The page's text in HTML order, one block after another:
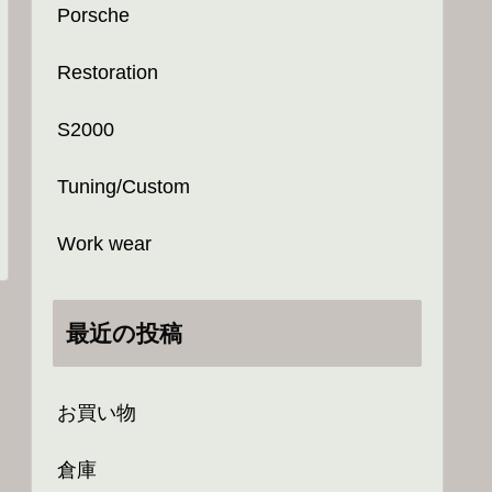
Porsche
Restoration
S2000
Tuning/Custom
Work wear
最近の投稿
お買い物
倉庫